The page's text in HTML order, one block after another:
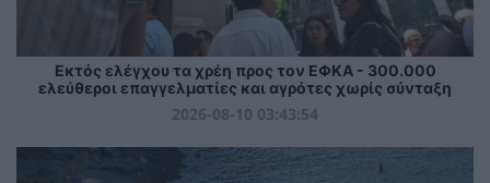
Εκτός ελέγχου τα χρέη προς τον ΕΦΚΑ - 300.000
ελεύθεροι επαγγελματίες και αγρότες χωρίς σύνταξη
2026-08-10 03:43:54